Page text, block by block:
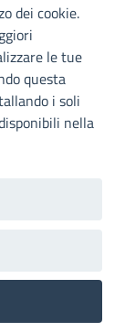
il proprio sito
2018, n°106
RPD
Cookie
dei cookie.
le tue
questa
i soli
nella